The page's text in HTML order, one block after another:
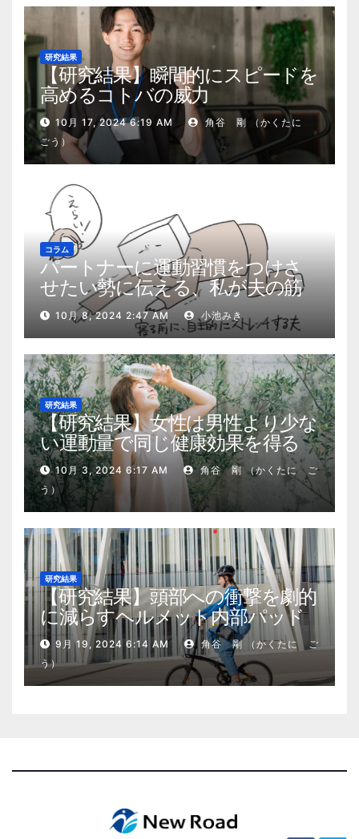
研究結果
【研究結果】瞬間的にスピードを
高めるコトバの威力
10月 17, 2024 6:19 AM
角谷 剛 （かくたに
ごう）
コラム
パートナーに運動習慣をつけさ
せたい勢に伝える、私が夫の筋
肉量を2kg増やした5ステップ
10月 8, 2024 2:47 AM 小池みき
研究結果
【研究結果】女性は男性より少な
い運動量で同じ健康効果を得る
10月 3, 2024 6:17 AM
角谷 剛 （かくたに ご
う）
研究結果
【研究結果】頭部への衝撃を劇的
に減らすヘルメット内部パッド
9月 19, 2024 6:14 AM
角谷 剛 （かくたに ご
う）